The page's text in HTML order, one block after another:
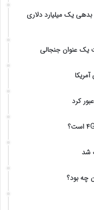
یک میلیارد دلاری
یک عنوان جنجالی
کرد
شد
چه بود؟